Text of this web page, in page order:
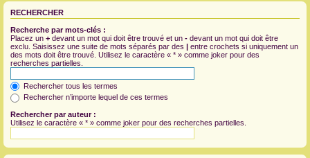
RECHERCHER
Recherche par mots-clés :
Placez un + devant un mot qui doit être trouvé et un - devant un mot qui doit être
exclu. Saisissez une suite de mots séparés par des | entre crochets si uniquement un
des mots doit être trouvé. Utilisez le caractère « * » comme joker pour des
recherches partielles.
Rechercher tous les termes
Rechercher n’importe lequel de ces termes
Rechercher par auteur :
Utilisez le caractère « * » comme joker pour des recherches partielles.